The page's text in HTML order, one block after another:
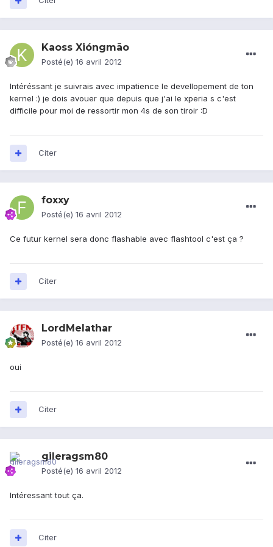
Kaoss Xióngmāo
Posté(e) 16 avril 2012
Intéréssant je suivrais avec impatience le devellopement de ton
kernel :) je dois avouer que depuis que j'ai le xperia s c'est
difficile pour moi de ressortir mon 4s de son tiroir :D
Citer
foxxy
Posté(e) 16 avril 2012
Ce futur kernel sera donc flashable avec flashtool c'est ça ?
Citer
LordMelathar
Posté(e) 16 avril 2012
oui
Citer
gileragsm80
Posté(e) 16 avril 2012
Intéressant tout ça.
Citer